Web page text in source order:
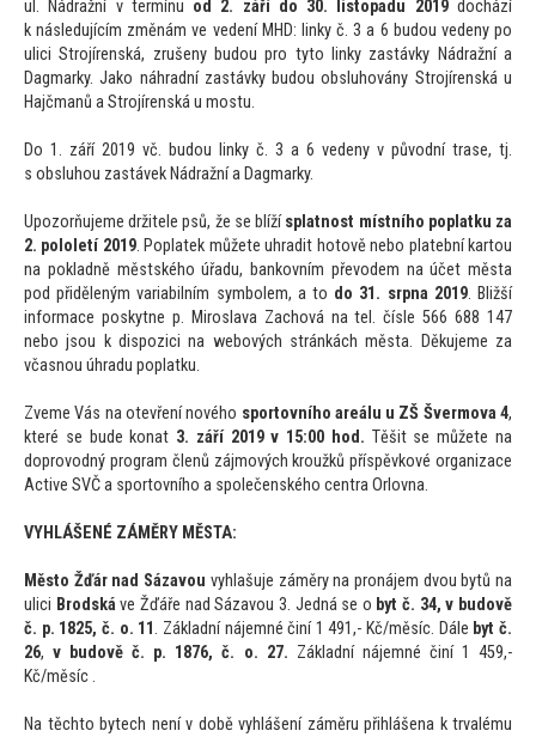
ul. Nádražní v termínu od 2. září do 30. listopadu 2019dochází
k následujícím změnám ve vedení MHD: linky č. 3 a 6 budou vedeny po
ulici Strojírenská, zrušeny budou pro tyto linky zastávky Nádražní a
Dagmarky. Jako náhradní zastávky budou obsluhovány Strojírenská u
Hajčmanů a Strojírenská u mostu.
Do 1. září 2019 vč. budou linky č. 3 a 6 vedeny v původní trase, tj.
s obsluhou zastávek Nádražní a Dagmarky.
Upozorňujeme držitele psů, že se blížísplatnost místního poplatku za
2. pololetí 2019. Poplatek můžete uhradit hotově nebo platební kartou
na pokladně městského úřadu, bankovním převodem na účet města
pod přiděleným variabilním symbolem, a to do 31. srpna 2019. Bližší
informace poskytne p. Miroslava Zachová na tel. čísle 566 688 147
nebo jsou k dispozici na webových stránkách města. Děkujeme za
včasnou úhradu poplatku.
Zveme Vás na otevření nového sportovního areálu u ZŠ Švermova 4,
které se bude konat 3. září 2019 v 15:00 hod. Těšit se můžete na
doprovodný program členů zájmových kroužků příspěvkové organizace
Active SVČ a sportovního a společenského centra Orlovna.
VYHLÁŠENÉ ZÁMĚRY MĚSTA:
Město Žďár nad Sázavou vyhlašuje záměry na pronájem dvou bytů na
ulici Brodská ve Žďáře nad Sázavou 3. Jedná se o byt č. 34, v budově
č. p. 1825, č. o. 11. Základní nájemné činí 1 491,- Kč/měsíc. Dále byt č.
26, v budově č. p. 1876, č. o. 27. Základní nájemné činí 1 459,-
Kč/měsíc .
Na těchto bytech není v době vyhlášení záměru přihlášena k trvalému